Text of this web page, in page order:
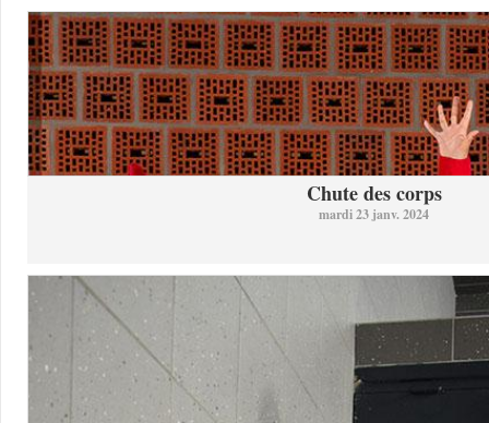
Chute des corps
mardi 23 janv. 2024